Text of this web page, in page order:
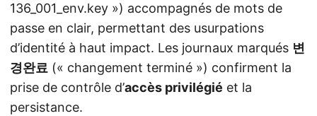
136_001_env.key ») accompagnés de mots de
passe en clair, permettant des usurpations
d’identité à haut impact. Les journaux marqués 변
경완료 (« changement terminé ») confirment la
prise de contrôle d’accès privilégié et la
persistance.